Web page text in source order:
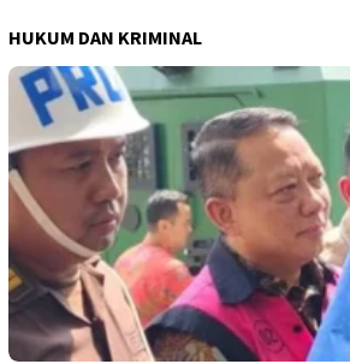
HUKUM DAN KRIMINAL